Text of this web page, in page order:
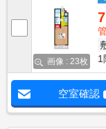
画像 : 23枚
1
空室確認